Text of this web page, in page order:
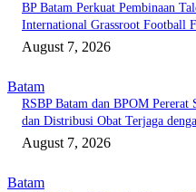
BP Batam Perkuat Pembinaan
International Grassroot Football
August 7, 2026
Batam
RSBP Batam dan BPOM
dan Distribusi Obat Terjaga
August 7, 2026
Batam